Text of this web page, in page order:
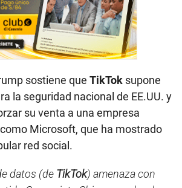
sostiene que TikTok supone
la seguridad nacional de EE.UU. y
su venta a una empresa
Microsoft, que ha mostrado
red social.
datos (de TikTok) amenaza con